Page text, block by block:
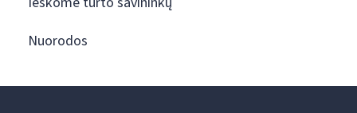
Nuorodos